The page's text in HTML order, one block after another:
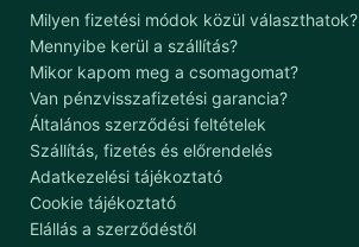
Milyen fizetési módok közül választhatok?
Mennyibe kerül a szállítás?
Mikor kapom meg a csomagomat?
Van pénzvisszafizetési garancia?
Általános szerződési feltételek
Szállítás, fizetés és előrendelés
Adatkezelési tájékoztató
Cookie tájékoztató
Elállás a szerződéstől